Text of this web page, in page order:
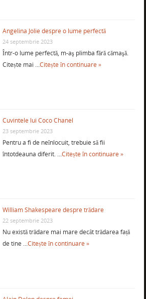
Angelina Jolie despre o lume perfectă
24 septembrie 2023
Într-o lume perfectă, m-aş plimba fără cămaşă.
Citește mai …Citește în continuare »
Cuvintele lui Coco Chanel
23 septembrie 2023
Pentru a fi de neînlocuit, trebuie să fii
întotdeauna diferit. …Citește în continuare »
William Shakespeare despre trădare
22 septembrie 2023
Nu există trădare mai mare decât trădarea față
de tine …Citește în continuare »